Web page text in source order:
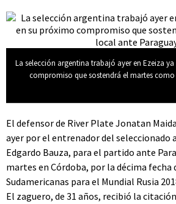
La selección argentina trabajó ayer en Ezeiza
compromiso que sostendrá el martes
El defensor de River Plate Jonatan
ayer por el entrenador del
Edgardo Bauza, para el partido ante
martes en Córdoba, por la décima
Sudamericanas para el Mundial Rusia
El zaguero, de 31 años, recibió la